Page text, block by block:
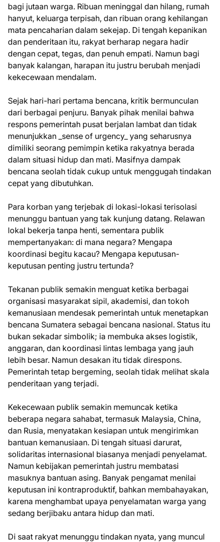
bagi jutaan warga. Ribuan meninggal dan hilang, rumah
hanyut, keluarga terpisah, dan ribuan orang kehilangan
mata pencaharian dalam sekejap. Di tengah kepanikan
dan penderitaan itu, rakyat berharap negara hadir
dengan cepat, tegas, dan penuh empati. Namun bagi
banyak kalangan, harapan itu justru berubah menjadi
kekecewaan mendalam.
Sejak hari-hari pertama bencana, kritik bermunculan
dari berbagai penjuru. Banyak pihak menilai bahwa
respons pemerintah pusat berjalan lambat dan tidak
menunjukkan _sense of urgency_ yang seharusnya
dimiliki seorang pemimpin ketika rakyatnya berada
dalam situasi hidup dan mati. Masifnya dampak
bencana seolah tidak cukup untuk menggugah tindakan
cepat yang dibutuhkan.
Para korban yang terjebak di lokasi-lokasi terisolasi
menunggu bantuan yang tak kunjung datang. Relawan
lokal bekerja tanpa henti, sementara publik
mempertanyakan: di mana negara? Mengapa
koordinasi begitu kacau? Mengapa keputusan-
keputusan penting justru tertunda?
Tekanan publik semakin menguat ketika berbagai
organisasi masyarakat sipil, akademisi, dan tokoh
kemanusiaan mendesak pemerintah untuk menetapkan
bencana Sumatera sebagai bencana nasional. Status itu
bukan sekadar simbolik; ia membuka akses logistik,
anggaran, dan koordinasi lintas lembaga yang jauh
lebih besar. Namun desakan itu tidak direspons.
Pemerintah tetap bergeming, seolah tidak melihat skala
penderitaan yang terjadi.
Kekecewaan publik semakin memuncak ketika
beberapa negara sahabat, termasuk Malaysia, China,
dan Rusia, menyatakan kesiapan untuk mengirimkan
bantuan kemanusiaan. Di tengah situasi darurat,
solidaritas internasional biasanya menjadi penyelamat.
Namun kebijakan pemerintah justru membatasi
masuknya bantuan asing. Banyak pengamat menilai
keputusan ini kontraproduktif, bahkan membahayakan,
karena menghambat upaya penyelamatan warga yang
sedang berjibaku antara hidup dan mati.
Di saat rakyat menunggu tindakan nyata, yang muncul